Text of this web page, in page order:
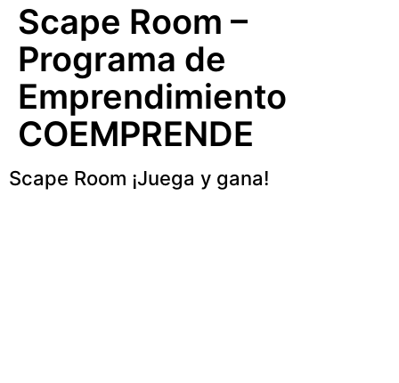
Scape Room –
Programa de
Emprendimiento
COEMPRENDE
Scape Room ¡Juega y gana!